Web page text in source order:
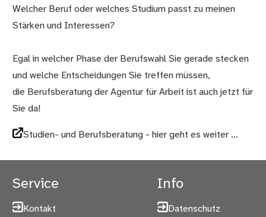
Welcher Beruf oder welches Studium passt zu meinen
Stärken und Interessen?
Egal in welcher Phase der Berufswahl Sie gerade stecken
und welche Entscheidungen Sie treffen müssen,
die Berufsberatung der Agentur für Arbeit ist auch jetzt für
Sie da!
Studien- und Berufsberatung - hier geht es weiter ...
Service
Kontakt
Info
Datenschutz